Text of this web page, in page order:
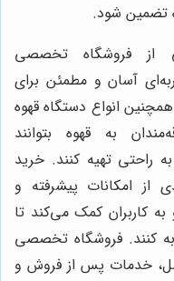
تضمین شود.
از
فروشگاه تخصصی
آسان و مطمئن برای
انواع دستگاه قهوه
به قهوه بتوانند
راحتی تهیه کنند. خرید
از امکانات پیشرفته و
کاربران کمک می‌کند تا
کنند. فروشگاه تخصصی
خدمات پس از فروش و